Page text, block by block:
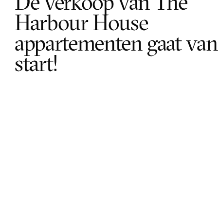
Harbour House
appartementen gaat van
start!